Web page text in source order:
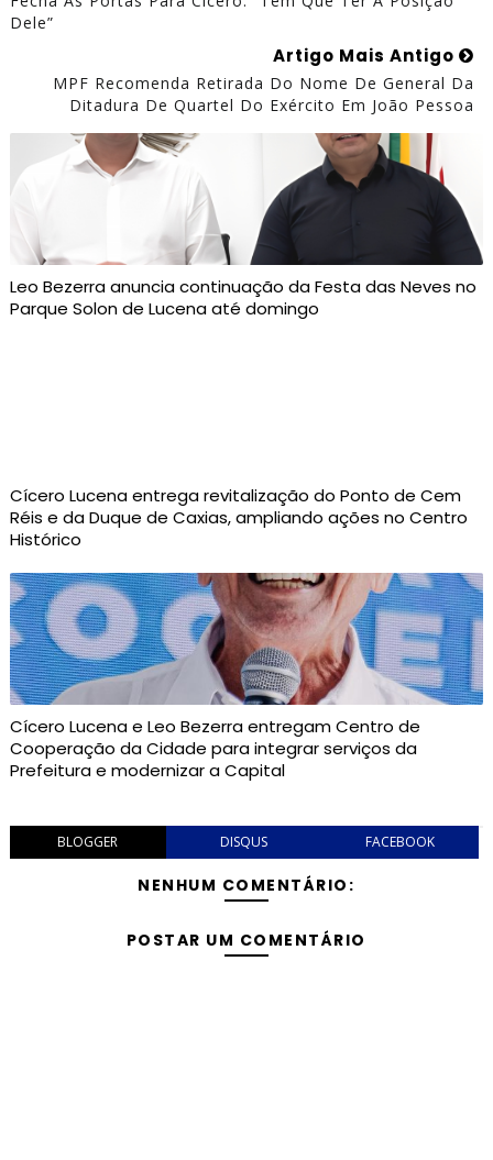
Dele”
Artigo Mais Antigo
MPF Recomenda Retirada Do Nome De General Da
Ditadura De Quartel Do Exército Em João Pessoa
Leo Bezerra anuncia continuação da Festa das Neves no
Parque Solon de Lucena até domingo
Cícero Lucena entrega revitalização do Ponto de Cem
Réis e da Duque de Caxias, ampliando ações no Centro
Histórico
Cícero Lucena e Leo Bezerra entregam Centro de
Cooperação da Cidade para integrar serviços da
Prefeitura e modernizar a Capital
BLOGGER DISQUS FACEBOOK
NENHUM COMENTÁRIO:
POSTAR UM COMENTÁRIO